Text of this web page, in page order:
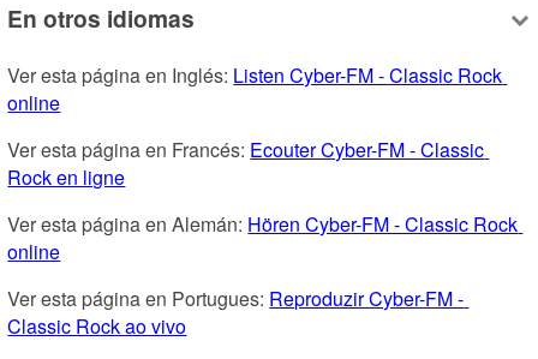
En otros idiomas
Ver esta página en Inglés: Listen Cyber-FM - Classic Rock
online
Ver esta página en Francés: Ecouter Cyber-FM - Classic
Rock en ligne
Ver esta página en Alemán: Hören Cyber-FM - Classic Rock
online
Ver esta página en Portugues: Reproduzir Cyber-FM -
Classic Rock ao vivo